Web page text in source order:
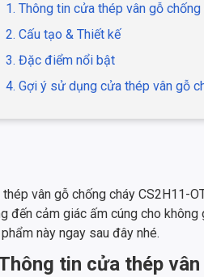
1. Thông tin cửa thép vân gỗ
2. Cấu tạo & Thiết kế
3. Đặc điểm nổi bật
4. Gợi ý sử dụng cửa thép vân gỗ
thép vân gỗ chống cháy CS2H11-
đến cảm giác ấm cúng cho
này ngay sau đây nhé.
tin cửa thép